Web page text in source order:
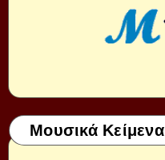
Μουσικά Κείμενα